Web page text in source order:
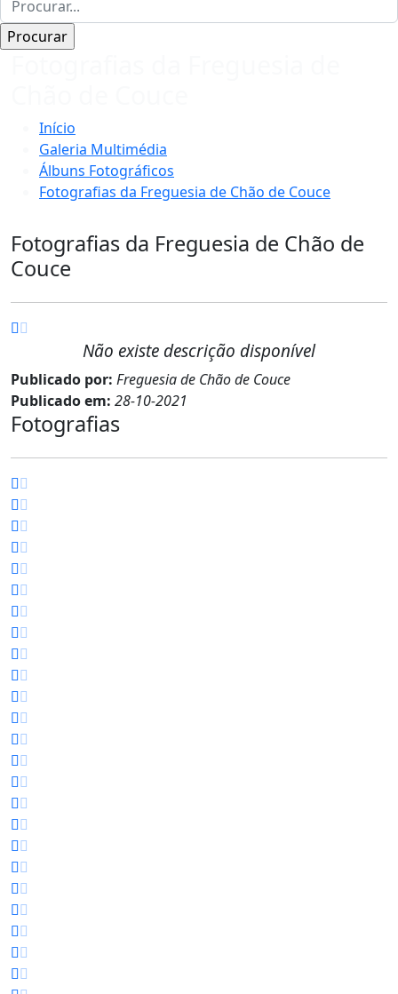
Início
Galeria Multimédia
Álbuns Fotográficos
Fotografias da Freguesia de Chão de Couce
Fotografias da Freguesia de Chão de
Couce
Não existe descrição disponível
Publicado por: Freguesia de Chão de Couce
Publicado em: 28-10-2021
Fotografias